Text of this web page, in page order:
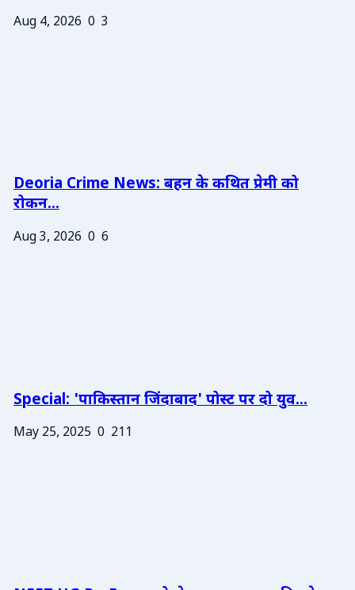
Aug 4, 2026 0 3
Deoria Crime News: बहन के कथित प्रेमी को
रोकन...
Aug 3, 2026 0 6
Special: 'पाकिस्तान जिंदाबाद' पोस्ट पर दो युव...
May 25, 2025 0 211